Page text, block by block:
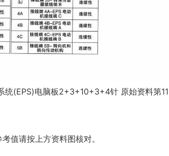
统(EPS)电脑板2+3+10+3+4针 原始资料第
值请按上方资料图核对。